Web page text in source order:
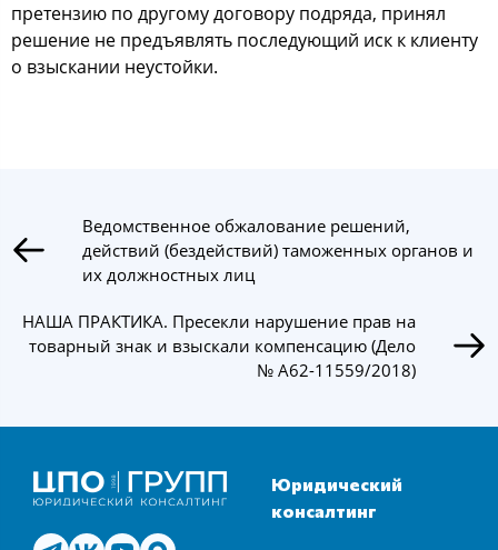
претензию по другому договору подряда, принял
решение не предъявлять последующий иск к клиенту
о взыскании неустойки.
Ведомственное обжалование решений,
действий (бездействий) таможенных органов и
их должностных лиц
НАША ПРАКТИКА. Пресекли нарушение прав на
товарный знак и взыскали компенсацию (Дело
№ А62-11559/2018)
Юридический
консалтинг